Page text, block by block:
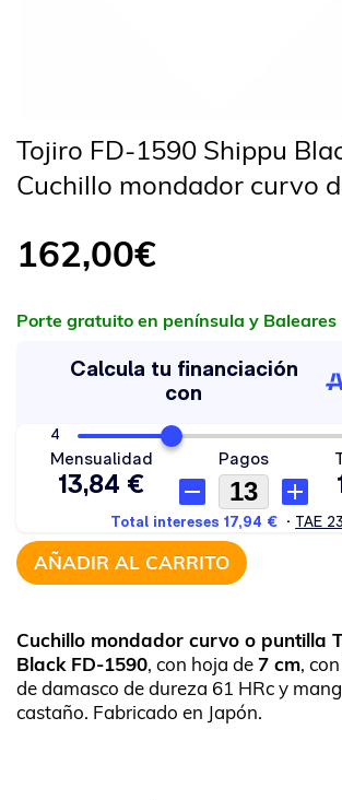
Tojiro FD-1590 Shippu
Cuchillo mondador curvo
162,00€
Porte gratuito en península y Baleares
AÑADIR AL CARRITO
Cuchillo mondador curvo o puntilla
Black FD-1590, con hoja de7 cm,
de damasco de dureza 61 HRc y
castaño. Fabricado en Japón.